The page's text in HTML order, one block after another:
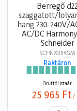
Berregő d22
szaggatott/
hang 230-240V/
AC/DC
Schneider
SCHNXB5KSM
Raktáron
Bruttó listaár
25 965 Ft /